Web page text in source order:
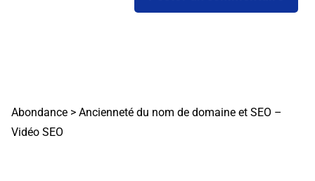
Abondance > Ancienneté du nom de domaine et SEO –
Vidéo SEO